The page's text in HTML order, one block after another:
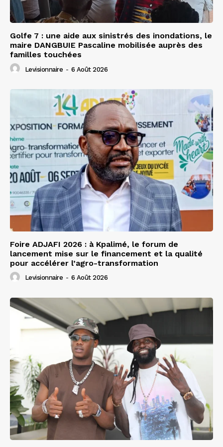
Golfe 7 : une aide aux sinistrés des inondations, le
maire DANGBUIE Pascaline mobilisée auprès des
familles touchées
Levisionnaire - 6 Août 2026
Foire ADJAFI 2026 : à Kpalimé, le forum de
lancement mise sur le financement et la qualité
pour accélérer l’agro-transformation
Levisionnaire - 6 Août 2026